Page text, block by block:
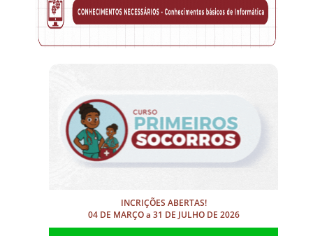
INCRIÇÕES ABERTAS!
04 DE MARÇO a 31 DE JULHO DE 2026